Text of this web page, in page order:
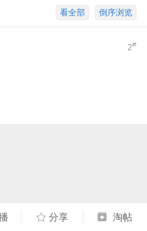
倒序浏览
看全部
2#
分享 淘帖